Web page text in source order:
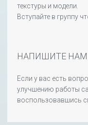
текстуры и модели.
Вступайте в группу
НАПИШИТЕ НАМ
Если у вас есть
улучшению работы
воспользовавшись